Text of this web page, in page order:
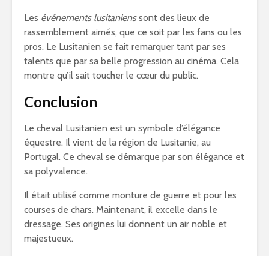
Les événements lusitanienssont des lieux de
rassemblement aimés, que ce soit par les fans ou les
pros. Le Lusitanien se fait remarquer tant par ses
talents que par sa belle progression au cinéma. Cela
montre qu’il sait toucher le cœur du public.
Conclusion
Le cheval Lusitanien est un symbole d’élégance
équestre. Il vient de la région de Lusitanie, au
Portugal. Ce cheval se démarque par son élégance et
sa polyvalence.
Il était utilisé comme monture de guerre et pour les
courses de chars. Maintenant, il excelle dans le
dressage. Ses origines lui donnent un air noble et
majestueux.